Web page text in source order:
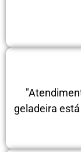
geladeira